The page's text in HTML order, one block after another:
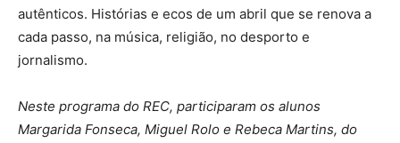
autênticos. Histórias e ecos de um abril que se renova a
cada passo, na música, religião, no desporto e
jornalismo.
Neste programa do REC, participaram os alunos
Margarida Fonseca, Miguel Rolo e Rebeca Martins, do